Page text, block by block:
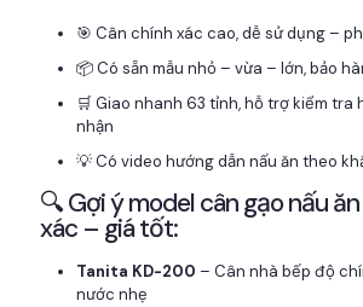
🎯 Cân chính xác cao, dễ sử dụng –
📦 Có sẵn mẫu nhỏ – vừa – lớn, bảo
🛒 Giao nhanh 63 tỉnh, hỗ trợ kiểm tra
nhận
💡 Có video hướng dẫn nấu ăn theo
🔍 Gợi ý model cân gạo nấu
xác – giá tốt:
Tanita KD-200 – Cân nhà bếp độ
nước nhẹ